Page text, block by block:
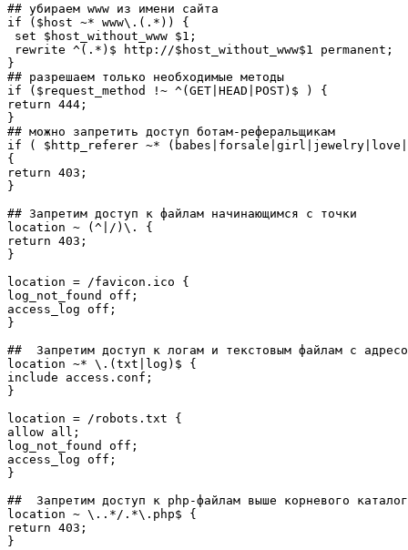
## убираем www из имени сайта
if
( $host ~* www\. ( . * ) )
{
set
$host_without_www $1 ;
rewrite ^( . * ) $ http: //$host_without_www$1
}
## разрешаем только необходимые методы
if
( $request_method ! ~ ^( GET HEAD POST) $ )
{
return 444
}
## можно запретить доступ ботам-реферальщикам
if
( $http_referer ~* ( babes forsale girl jewelry love
{
return 403
}
## Запретим доступ к файлам начинающимся с точки
location ~
( ^ |/ ) \. {
return 403
}
location =
/favicon.ico {
log_not_found off;
}
##  Запретим доступ к логам и текстовым файлам с
location ~* \. ( txt log ) $ {
}
location =
/ robots.txt {
allow all;
log_not_found off;
}
##  Запретим доступ к php-файлам выше корневого
location ~ \.. */ . *\.php$ {
return 403
}